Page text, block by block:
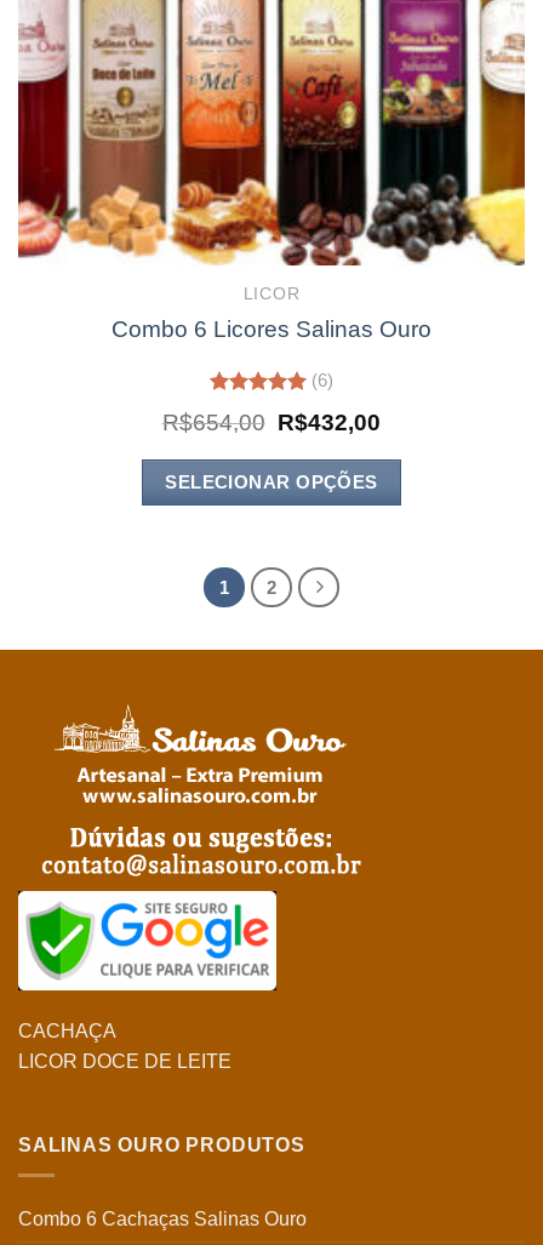
LICOR
Combo 6 Licores Salinas Ouro
5.00de 5
(6)
R$654,00 O
preço
original
era:
R$654,00.
R$432,00
atual
R$432,00.
SELECIONAR OPÇÕES
1 2
CACHAÇA
LICOR DOCE DE LEITE
SALINAS OURO PRODUTOS
Combo 6 Cachaças Salinas Ouro